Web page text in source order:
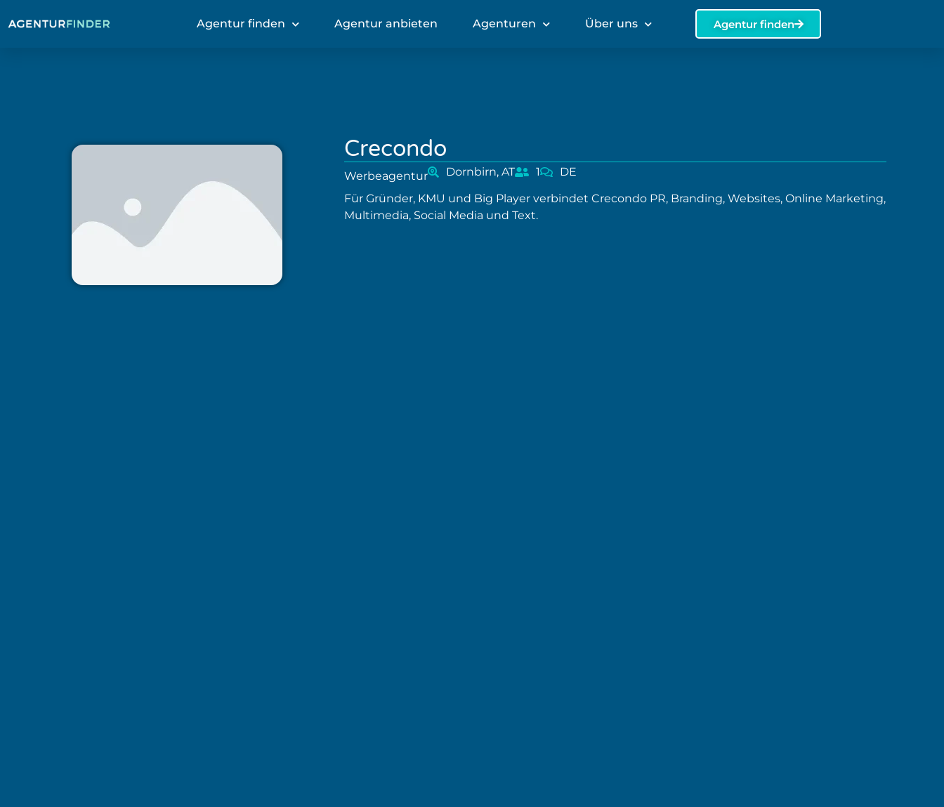
Agentur finden Agentur anbieten Agenturen Über uns Agentur finden
Crecondo
Werbeagentur Dornbirn, AT 1
DE
Für Gründer, KMU und Big Player verbindet Crecondo PR, Branding, Websites, Online Marketing,
Multimedia, Social Media und Text.